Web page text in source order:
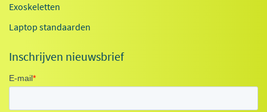
Exoskeletten
Laptop standaarden
Inschrijven nieuwsbrief